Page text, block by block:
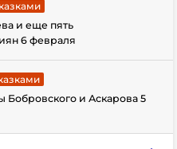
и еще пять
6 февраля
и Аскарова 5